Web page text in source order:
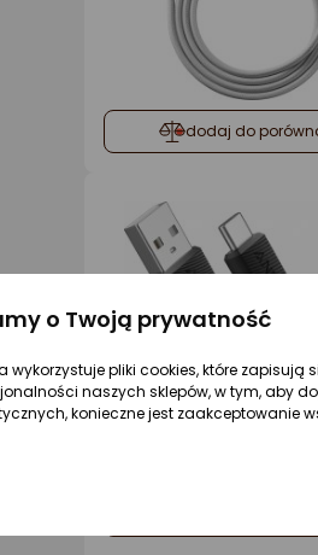
dodaj do
o Twoją prywatność
wykorzystuje pliki cookies, które zapisują
naszych sklepów, w tym, aby
konieczne jest zaakceptowanie